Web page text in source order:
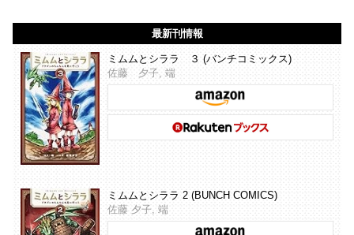
最新刊情報
ミムムとシララ ３ (バンチコミックス)
佐藤 夕子, 端
ミムムとシララ 2 (BUNCH COMICS)
佐藤 夕子, 端